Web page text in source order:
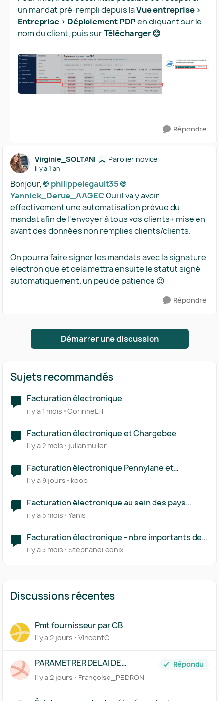
un mandat pré-rempli depuis laVue entreprise >
Entreprise > Déploiement PDPen cliquant sur le
nom du client, puis surTélécharger 😊
Répondre
Virginie_SOLTANI Parolier novice
il y a 1 an
Bonjour,
philippelegault35​
Yannick_Derue_AAGEC​Oui il va y avoir
effectivement une automatisation prévue du
mandat afin de l'envoyer à tous vos clients+ mise en
avant des données non remplies clients/clients.
On pourra faire signer les mandats avec la signature
electronique et cela mettra ensuite le statut signé
automatiquement. un peu de patience 😉
Répondre
Démarrer une discussion
Sujets recommandés
Facturation électronique
il y a 1 mois CorinneLH
Facturation électronique et Chargebee
il y a 2 mois julianmuller
Facturation électronique Pennylane et
Spendesk
il y a 9 jours koob
Facturation électronique au sein des pays
membres de l'UE
il y a 5 mois Yanis
Facturation électronique - nbre importants de
ligne de facturation
il y a 3 mois StephaneLeonix
Discussions récentes
Pmt fournisseur par CB
il y a 2 jours VincentC
PARAMETRER DELAI DE
PAIEMENT FICHE FOURNISSEUR
Répondu
il y a 2 jours
Françoise_PEDRON